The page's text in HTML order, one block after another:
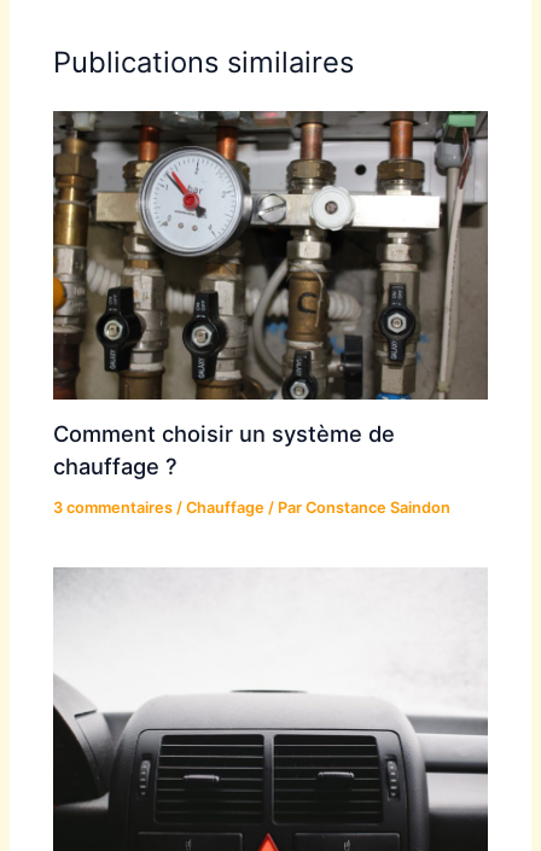
Publications similaires
Comment choisir un système de
chauffage ?
3 commentaires /Chauffage / ParConstance Saindon